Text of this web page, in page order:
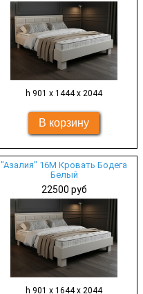
h 901 х 1444 x 2044
"Азалия" 16М Кровать Бодега
Белый
22500 руб
h 901 х 1644 x 2044